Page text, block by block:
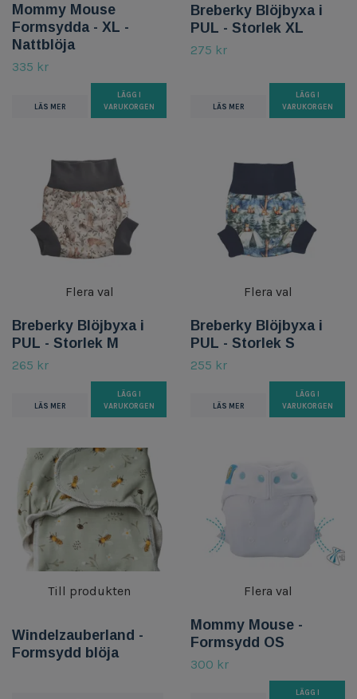
Mommy Mouse
Formsydda - XL -
Nattblöja
335 kr
LÄS MER
LÄGG I
VARUKORGEN
Breberky Blöjbyxa i
PUL - Storlek XL
275 kr
LÄS MER
LÄGG I
VARUKORGEN
Flera val
Breberky Blöjbyxa i
PUL - Storlek M
265 kr
LÄS MER
LÄGG I
VARUKORGEN
Flera val
Breberky Blöjbyxa i
PUL - Storlek S
255 kr
LÄS MER
LÄGG I
VARUKORGEN
Till produkten
Windelzauberland -
Formsydd blöja
Flera val
Mommy Mouse -
Formsydd OS
300 kr
LÄGG I